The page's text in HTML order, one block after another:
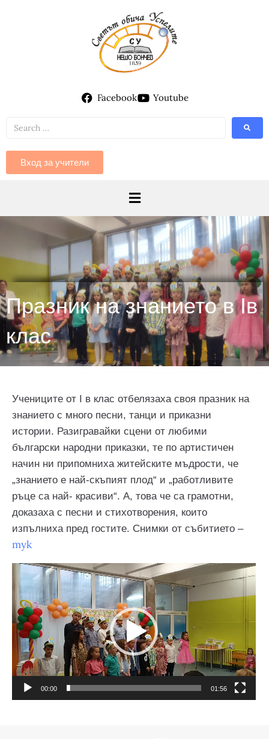
Facebook Youtube
Вход за учители
Празник на знанието в Ів
клас
Учениците от I в клас отбелязаха своя празник на
знанието с много песни, танци и приказни
истории. Разигравайки сцени от любими
български народни приказки, те по артистичен
начин ни припомниха житейските мъдрости, че
„знанието е най-скъпият плод“ и „работливите
ръце са най- красиви“. А, това че са грамотни,
доказаха с песни и стихотворения, които
изпълниха пред гостите. Снимки от събитието –
тук
Видео
00:00 01:56